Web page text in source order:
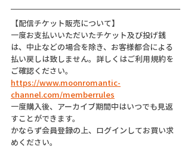
【配信チケット販売について】
一度お支払いいただいたチケット及び投げ銭
は、中止などの場合を除き、お客様都合による
払い戻しは致しません。詳しくはご利用規約を
ご確認ください。
https://www.moonromantic-
channel.com/memberrules
一度購入後、アーカイブ期間中はいつでも見返
すことができます。
かならず会員登録の上、ログインしてお買い求
めください。